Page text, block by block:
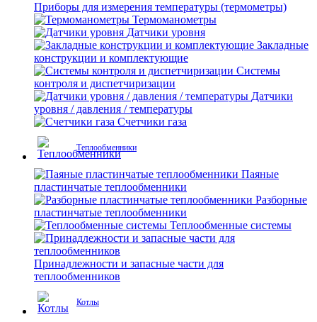
Приборы для измерения температуры (термометры)
Термоманометры
Датчики уровня
Закладные
конструкции и комплектующие
Системы
контроля и диспетчиризации
Датчики
уровня / давления / температуры
Счетчики газа
Теплообменники
Паяные
пластинчатые теплообменники
Разборные
пластинчатые теплообменники
Теплообменные системы
Принадлежности и запасные части для
теплообменников
Котлы